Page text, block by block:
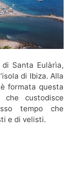
di Santa Eulàrìa,
di Ibiza. Alla
formata questa
custodisce
tempo che
e di velisti.